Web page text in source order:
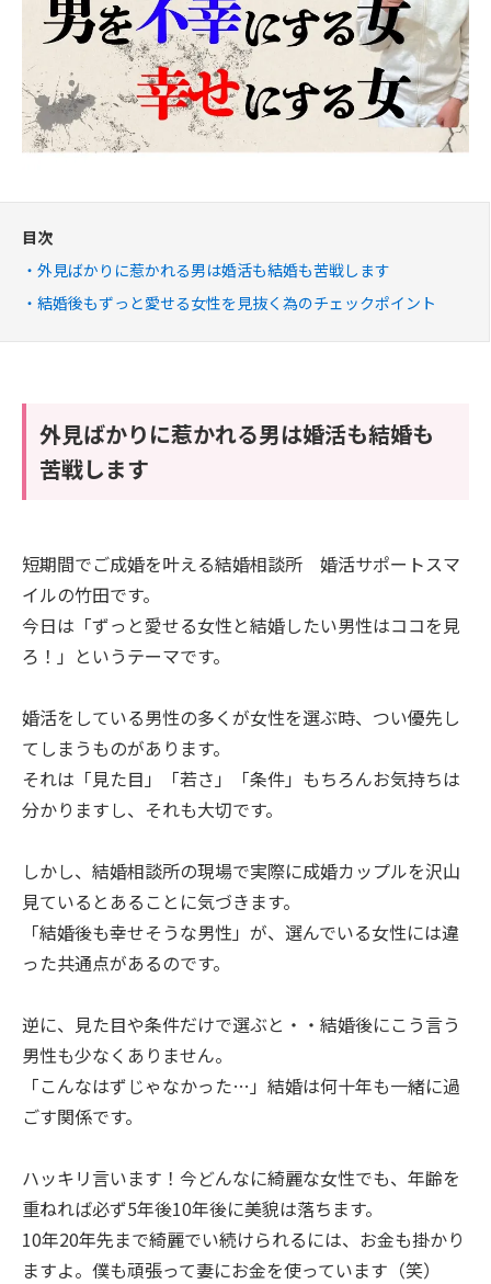
目次
外見ばかりに惹かれる男は婚活も結婚も苦戦します
結婚後もずっと愛せる女性を見抜く為のチェックポイント
外見ばかりに惹かれる男は婚活も結婚も
苦戦します
短期間でご成婚を叶える結婚相談所 婚活サポートスマ
イルの竹田です。
今日は「ずっと愛せる女性と結婚したい男性はココを見
ろ！」というテーマです。
婚活をしている男性の多くが女性を選ぶ時、つい優先し
てしまうものがあります。
それは「見た目」「若さ」「条件」もちろんお気持ちは
分かりますし、それも大切です。
しかし、結婚相談所の現場で実際に成婚カップルを沢山
見ているとあることに気づきます。
「結婚後も幸せそうな男性」が、選んでいる女性には違
った共通点があるのです。
逆に、見た目や条件だけで選ぶと・・結婚後にこう言う
男性も少なくありません。
「こんなはずじゃなかった…」結婚は何十年も一緒に過
ごす関係です。
ハッキリ言います！今どんなに綺麗な女性でも、年齢を
重ねれば必ず5年後10年後に美貌は落ちます。
10年20年先まで綺麗でい続けられるには、お金も掛かり
ますよ。僕も頑張って妻にお金を使っています（笑）